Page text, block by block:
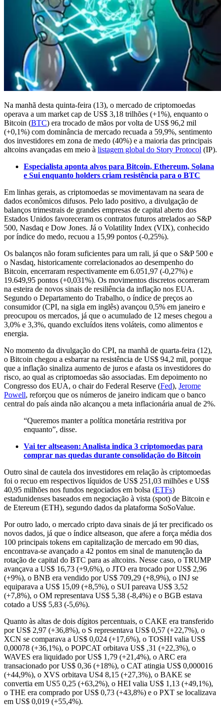
Na manhã desta quinta-feira (13), o mercado de criptomoedas
operava a um market cap de US$ 3,18 trilhões (+1%), enquanto o
Bitcoin (BTC) era trocado de mãos por volta de US$ 96,2 mil
(+0,1%) com dominância de mercado recuada a 59,9%, sentimento
dos investidores em zona de medo (40%) e a maioria das principais
altcoins avançadas em meio à listagem global do Story Protocol (IP).
Especialista aponta alvos para Bitcoin, Ethereum, Solana
e Sui enquanto holders criam resistência para o BTC
Em linhas gerais, as criptomoedas se movimentavam na seara de
dados econômicos difusos. Pelo lado positivo, a divulgação de
balanços trimestrais de grandes empresas de capital aberto dos
Estados Unidos favoreceram os contratos futuros atrelados ao S&P
500, Nasdaq e Dow Jones. Já o Volatility Index (VIX), conhecido
por índice do medo, recuou a 15,99 pontos (-0,25%).
Os balanços não foram suficientes para um rali, já que o S&P 500 e
o Nasdaq, historicamente correlacionados ao desempenho do
Bitcoin, encerraram respectivamente em 6.051,97 (-0,27%) e
19.649,95 pontos (+0,031%). Os movimentos discretos ocorreram
na esteira de novos sinais de resiliência da inflação nos EUA.
Segundo o Departamento do Trabalho, o índice de preços ao
consumidor (CPI, na sigla em inglês) avançou 0,5% em janeiro e
preocupou os mercados, já que o acumulado de 12 meses chegou a
3,0% e 3,3%, quando excluídos itens voláteis, como alimentos e
energia.
No momento da divulgação do CPI, na manhã de quarta-feira (12),
o Bitcoin chegou a esbarrar na resistência de US$ 94,2 mil, porque
que a inflação sinaliza aumento de juros e afasta os investidores do
risco, ao qual as criptomoedas são associadas. Em depoimento no
Congresso dos EUA, o chair do Federal Reserve (Fed), Jerome
Powell, reforçou que os números de janeiro indicam que o banco
central do país ainda não alcançou a meta inflacionária anual de 2%.
“Queremos manter a política monetária restritiva por
enquanto”, disse.
Vai ter altseason: Analista indica 3 criptomoedas para
comprar nas quedas durante consolidação do Bitcoin
Outro sinal de cautela dos investidores em relação às criptomoedas
foi o recuo em respectivos líquidos de US$ 251,03 milhões e US$
40,95 milhões nos fundos negociados em bolsa (ETFs)
estadunidenses baseados em negociação à vista (spot) de Bitcoin e
de Etereum (ETH), segundo dados da plataforma SoSoValue.
Por outro lado, o mercado cripto dava sinais de já ter precificado os
novos dados, já que o índice altseason, que afere a força média dos
100 principais tokens em capitalização de mercado em 90 dias,
encontrava-se avançado a 42 pontos em sinal de manutenção da
rotação de capital do BTC para as altcoins. Nesse caso, o TRUMP
avançava a US$ 16,73 (+9,6%), o JTO era trocado por US$ 2,96
(+9%), o BNB era vendido por US$ 709,29 (+8,9%), o INJ se
equiparava a US$ 15,09 (+8,5%), o SUI pareava US$ 3,52
(+7,8%), o OM representava US$ 5,38 (-8,4%) e o BGB estava
cotado a US$ 5,83 (-5,6%).
Quanto às altas de dois dígitos percentuais, o CAKE era transferido
por US$ 2,97 (+36,8%), o S representava US$ 0,57 (+22,7%), o
XCN se comparava a US$ 0,024 (+17,6%), o TOSHI valia US$
0,00078 (+36,1%), o POPCAT orbitava US$ ,31 (+22,3%), o
WAVES era liquidado por US$ 1,79 (+21,4%), o ARC era
transacionado por US$ 0,36 (+18%), o CAT atingia US$ 0,000016
(+44,9%), o XVS orbitava US4 8,15 (+27,3%), o BAKE se
convertia em US5 0,25 (+63,2%), o HEI valia US$ 1,13 (+49,1%),
o THE era comprado por US$ 0,73 (+43,8%) e o PXT se localizava
em US$ 0,019 (+55,4%).